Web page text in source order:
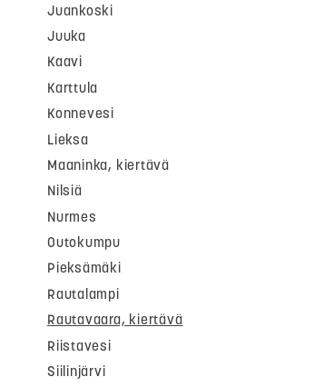
Juankoski
Juuka
Kaavi
Karttula
Konnevesi
Lieksa
Maaninka, kiertävä
Nilsiä
Nurmes
Outokumpu
Pieksämäki
Rautalampi
Rautavaara, kiertävä
Riistavesi
Siilinjärvi